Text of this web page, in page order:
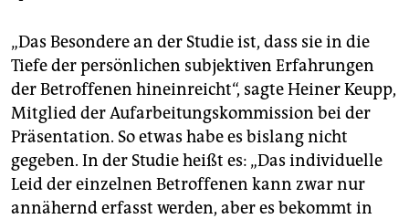
„Das Besondere an der Studie ist, dass sie in die
Tiefe der persönlichen subjektiven Erfahrungen
der Betroffenen hineinreicht“, sagte Heiner Keupp,
Mitglied der Aufarbeitungskommission bei der
Präsentation. So etwas habe es bislang nicht
gegeben. In der Studie heißt es: „Das individuelle
Leid der einzelnen Betroffenen kann zwar nur
annähernd erfasst werden, aber es bekommt in